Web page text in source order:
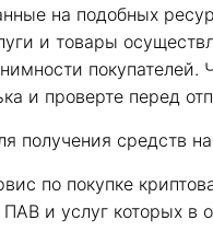
на подобных
и товары
покупателей.
и проверте перед
получения средств
по покупке
и услуг которых в